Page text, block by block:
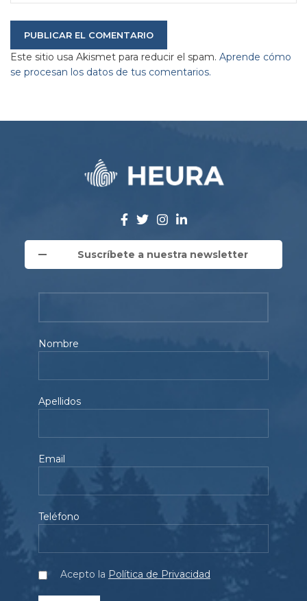
Este sitio usa Akismet para reducir el spam. Aprende cómo
se procesan los datos de tus comentarios.
Suscríbete a nuestra newsletter
Nombre
Apellidos
Email
Teléfono
Acepto la Política de Privacidad